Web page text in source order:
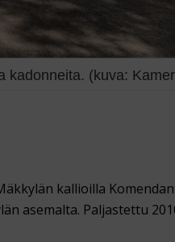
kadonneita. (kuva:
kallioilla
asemalta. Paljastettu